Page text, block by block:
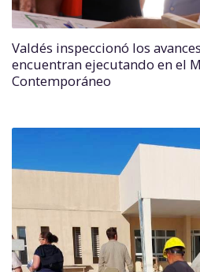
Valdés inspeccionó los
encuentran ejecutando en el
Contemporáneo